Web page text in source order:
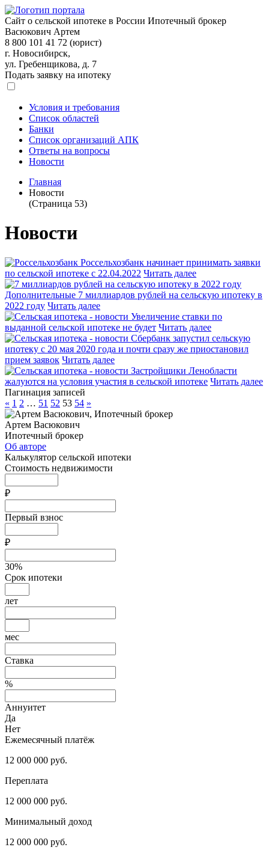
Сайт о сельской ипотеке в России Ипотечный брокер
Васюкович Артем
8 800 101 41 72 (юрист)
г. Новосибирск,
ул. Гребенщикова, д. 7
Подать заявку на ипотеку
Условия и требования
Список областей
Банки
Список организаций АПК
Ответы на вопросы
Новости
Главная
Новости
(Страница 53)
Новости
Россельхозбанк начинает принимать заявки
по сельской ипотеке с 22.04.2022 Читать далее
Дополнительные 7 миллиардов рублей на сельскую ипотеку в
2022 году Читать далее
Увеличение ставки по
выданной сельской ипотеке не будет Читать далее
Сбербанк запустил сельскую
ипотеку с 20 мая 2020 года и почти сразу же приостановил
прием заявок Читать далее
Застройщики Ленобласти
жалуются на условия участия в сельской ипотеке Читать далее
Пагинация записей
« 1 2 … 51 52 53 54 »
Артем Васюкович
Ипотечный брокер
Об авторе
Калькулятор сельской ипотеки
Стоимость недвижимости
₽
Первый взнос
₽
30%
Срок ипотеки
лет
мес
Ставка
%
Аннуитет
Да
Нет
Ежемесячный платёж
12 000 000 руб.
Переплата
12 000 000 руб.
Минимальный доход
12 000 000 руб.